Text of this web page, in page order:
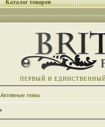
Каталог товаров
ПЕРВЫЙ И
Активные темы